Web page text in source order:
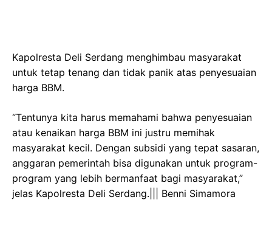
Kapolresta Deli Serdang menghimbau masyarakat
untuk tetap tenang dan tidak panik atas penyesuaian
harga BBM.
“Tentunya kita harus memahami bahwa penyesuaian
atau kenaikan harga BBM ini justru memihak
masyarakat kecil. Dengan subsidi yang tepat sasaran,
anggaran pemerintah bisa digunakan untuk program-
program yang lebih bermanfaat bagi masyarakat,”
jelas Kapolresta Deli Serdang.||| Benni Simamora